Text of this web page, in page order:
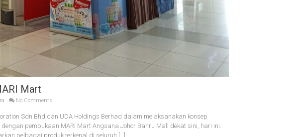
Mart
No Comments
Sdn Bhd dan UDA Holdings Berhad dalam melaksanakan konsep
pembukaan MARI Mart Angsana Johor Bahru Mall dekat sini, hari ini.
pelbagai produk terkenal di seluruh […]